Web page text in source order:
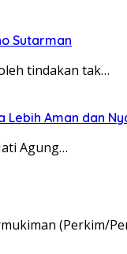
Sutarman
tindakan tak…
Lebih Aman dan
Agung…
(Perkim/